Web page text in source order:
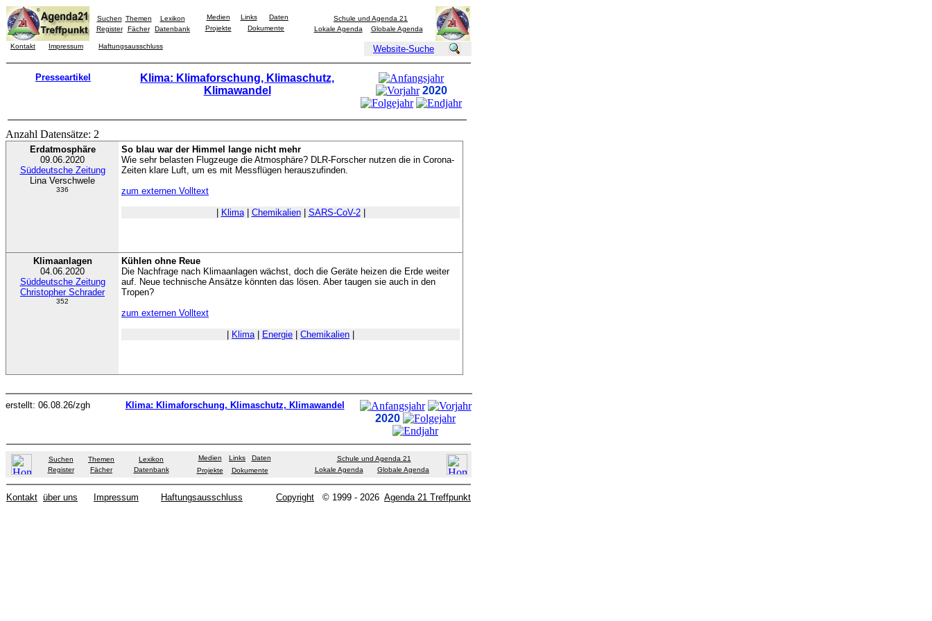
Suchen Themen
Lexikon
Register
Fächer Datenbank
Medien Links
Daten
Projekte
Dokumente
Schule und Agenda 21
Lokale Agenda
Globale Agenda
Kontakt Impressum Haftungsausschluss Website-Suche
Presseartikel
Klima: Klimaforschung, Klimaschutz,
Klimawandel
2020
Anzahl Datensätze: 2
Erdatmosphäre
09.06.2020
Süddeutsche Zeitung
Lina Verschwele
336
So blau war der Himmel lange nicht mehr
Wie sehr belasten Flugzeuge die Atmosphäre? DLR-Forscher nutzen die in Corona-
Zeiten klare Luft, um es mit Messflügen herauszufinden.
zum externen Volltext
Klima| Chemikalien| SARS-CoV-2|
Klimaanlagen
04.06.2020
Süddeutsche Zeitung
Christopher Schrader
352
Kühlen ohne Reue
Die Nachfrage nach Klimaanlagen wächst, doch die Geräte heizen die Erde weiter
auf. Neue technische Ansätze könnten das lösen. Aber taugen sie auch in den
Tropen?
zum externen Volltext
Klima| Energie Chemikalien
erstellt: 06.08.26/zgh Klima: Klimaforschung, Klimaschutz, Klimawandel
2020
Suchen Themen
Lexikon
Register
Fächer Datenbank
Medien Links
Daten
Projekte
Dokumente
Schule und Agenda 21
Lokale Agenda
Globale Agenda
Kontakt über uns Impressum Haftungsausschluss Copyright © 1999 - 2026 Agenda 21 Treffpunkt